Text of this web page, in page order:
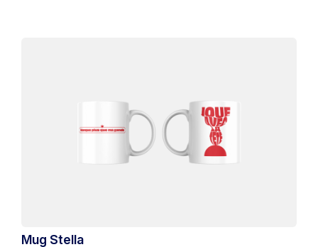
Mug Stella